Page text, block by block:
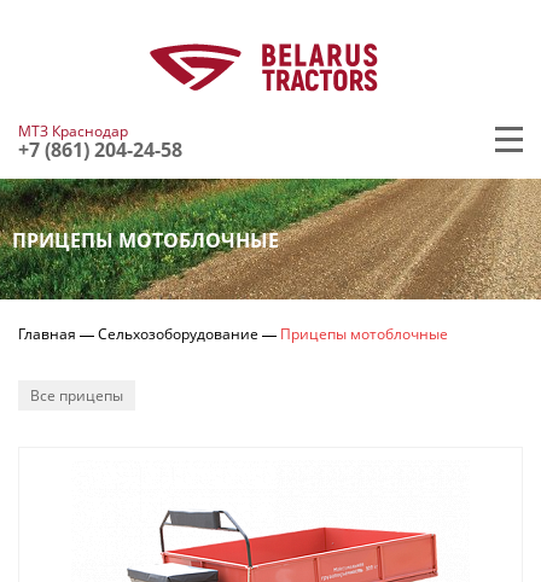
МТЗ Краснодар
+7 (861) 204-24-58
ПРИЦЕПЫ МОТОБЛОЧНЫЕ
Главная Сельхозоборудование Прицепы мотоблочные
Все прицепы